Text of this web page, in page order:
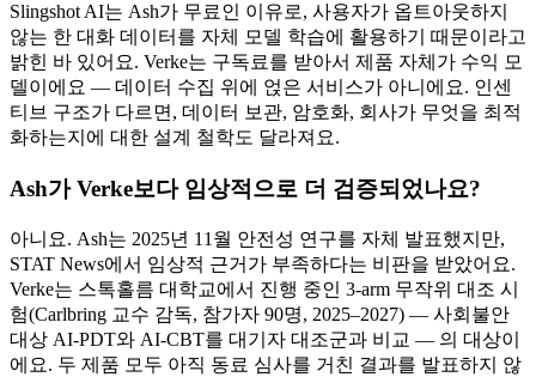
Slingshot AI는 Ash가 무료인 이유로, 사용자가 옵트아웃하지
않는 한 대화 데이터를 자체 모델 학습에 활용하기 때문이라고
밝힌 바 있어요. Verke는 구독료를 받아서 제품 자체가 수익 모
델이에요 — 데이터 수집 위에 얹은 서비스가 아니에요. 인센
티브 구조가 다르면, 데이터 보관, 암호화, 회사가 무엇을 최적
화하는지에 대한 설계 철학도 달라져요.
Ash가 Verke보다 임상적으로 더 검증되었나요?
아니요. Ash는 2025년 11월 안전성 연구를 자체 발표했지만,
STAT News에서 임상적 근거가 부족하다는 비판을 받았어요.
Verke는 스톡홀름 대학교에서 진행 중인 3-arm 무작위 대조 시
험(Carlbring 교수 감독, 참가자 90명, 2025–2027) — 사회불안
대상 AI-PDT와 AI-CBT를 대기자 대조군과 비교 — 의 대상이
에요. 두 제품 모두 아직 동료 심사를 거친 결과를 발표하지 않